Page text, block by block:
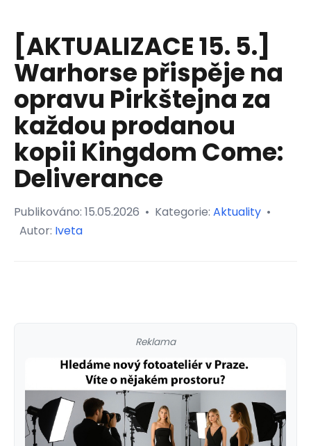
[AKTUALIZACE 15. 5.]
Warhorse přispěje na
opravu Pirkštejna za
každou prodanou
kopii Kingdom Come:
Deliverance
Publikováno: 15.05.2026 • Kategorie: Aktuality •
Autor: Iveta
Reklama